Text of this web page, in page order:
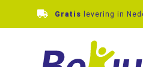
Gratis levering in